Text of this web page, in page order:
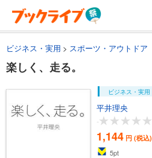
ビジネス・実用 スポーツ・アウトドア
楽しく、走る。
ビジネス・実用
平井理央
-
1,144 円 (税込)
5pt